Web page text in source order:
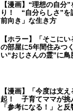
【漫画】“理想の自分
り！ “自分らしさ”を
前向き」な生き方
【ホラー】「そこに
の部屋に5年間住みつ
い“おじさんの霊”に鳥
【漫画】「今度は支
起！ 子育てママが挑
「参考になる！」と反